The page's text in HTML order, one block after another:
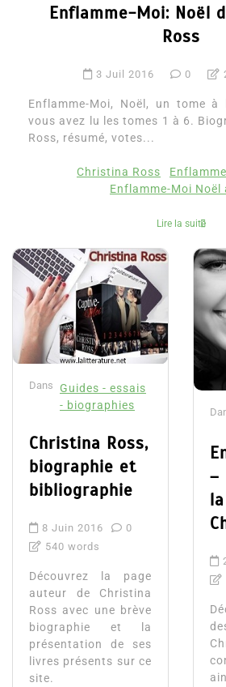
Enflamme-Moi: Noël
Ross
3 Juil 2016 0
Enflamme-Moi, Noël, un tome
vous avez lu les tomes 1 à 6.
Ross, résumé, votes...
Christina Ross
Enflamme-Moi Noël
Lire la suite
Dans
Guides - essais
- biographies
Christina Ross,
biographie et
bibliographie
8 Juin 2016
0
540 words
Découvrez la page
auteur de Christina
Ross avec une brève
biographie et la
présentation de ses
livres présents sur ce
site.
–